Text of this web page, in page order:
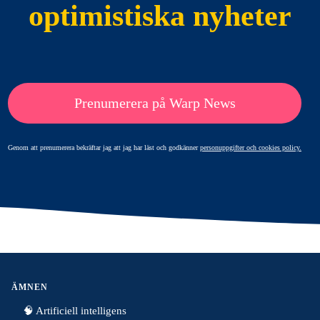
optimistiska nyheter
Prenumerera på Warp News
Genom att prenumerera bekräftar jag att jag har läst och godkännerpersonuppgifter och cookies policy.
ÄMNEN
🧠 Artificiell intelligens